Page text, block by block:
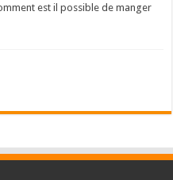
est il possible de manger